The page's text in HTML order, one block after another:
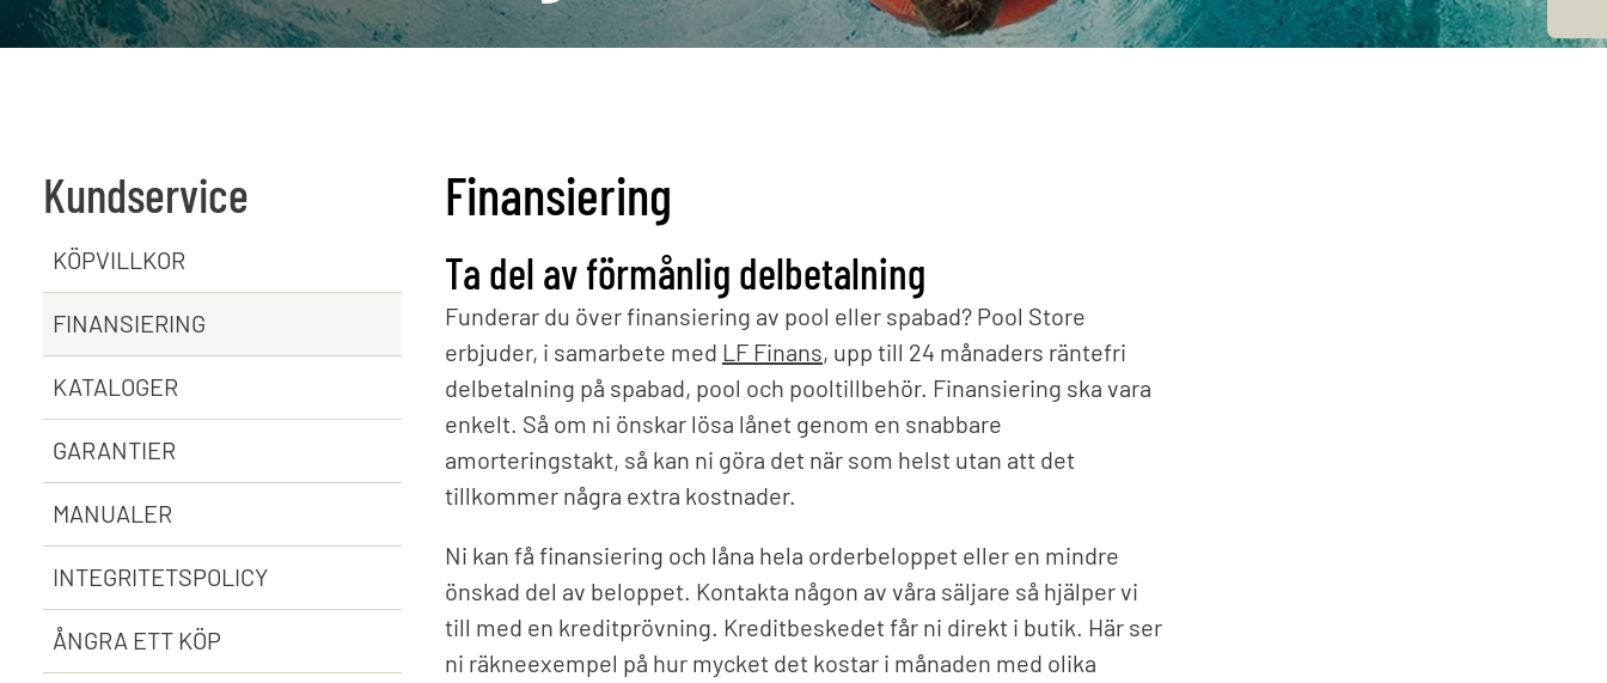
Värmepumpar
Solfolie
Upprullningsanordning
Poolmiljö & leksaker
Värmesystem
Kundservice
KÖPVILLKOR
FINANSIERING
KATALOGER
GARANTIER
MANUALER
INTEGRITETSPOLICY
ÅNGRA ETT KÖP
Finansiering
Ta del av förmånlig delbetalning
Funderar du över finansiering av pool eller spabad? Pool Store
erbjuder, i samarbete med LF Finans, upp till 24 månaders räntefri
delbetalning på spabad, pool och pooltillbehör. Finansiering ska vara
enkelt. Så om ni önskar lösa lånet genom en snabbare
amorteringstakt, så kan ni göra det när som helst utan att det
tillkommer några extra kostnader.
Ni kan få finansiering och låna hela orderbeloppet eller en mindre
önskad del av beloppet. Kontakta någon av våra säljare så hjälper vi
till med en kreditprövning. Kreditbeskedet får ni direkt i butik. Här ser
ni räkneexempel på hur mycket det kostar i månaden med olika